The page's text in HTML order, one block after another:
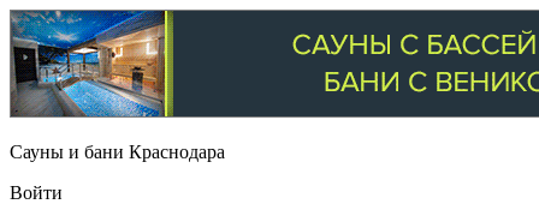
Сауны и бани Краснодара
Войти